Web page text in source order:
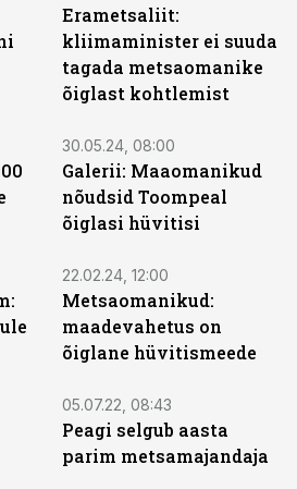
Erametsaliit:
kliimaminister ei suuda
tagada metsaomanike
õiglast kohtlemist
30.05.24, 08:00
Galerii: Maaomanikud
nõudsid Toompeal
õiglasi hüvitisi
22.02.24, 12:00
Metsaomanikud:
maadevahetus on
õiglane hüvitismeede
05.07.22, 08:43
Peagi selgub aasta
parim metsamajandaja